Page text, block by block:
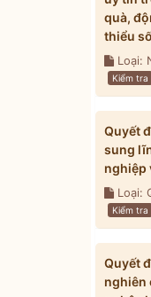
quà,
thiểu
Loại:
Kiểm tra
Quyết
sung
nghiệp
Loại:
Kiểm tra
Quyết
nghiên